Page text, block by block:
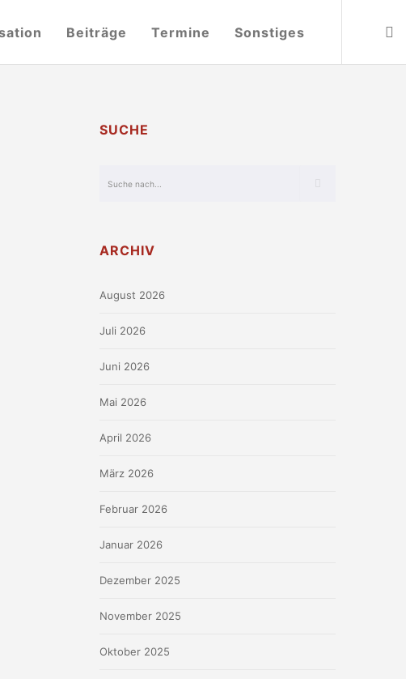
Beiträge Termine Sonstiges
SUCHE
ARCHIV
August 2026
Juli 2026
Juni 2026
Mai 2026
April 2026
März 2026
Februar 2026
Januar 2026
Dezember 2025
November 2025
Oktober 2025